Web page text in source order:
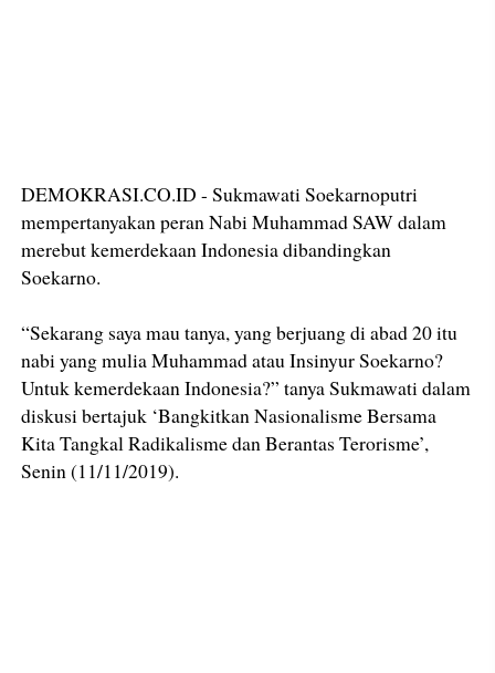
DEMOKRASI.CO.ID - Sukmawati Soekarnoputri
mempertanyakan peran Nabi Muhammad SAW dalam
merebut kemerdekaan Indonesia dibandingkan
Soekarno.
“Sekarang saya mau tanya, yang berjuang di abad 20 itu
nabi yang mulia Muhammad atau Insinyur Soekarno?
Untuk kemerdekaan Indonesia?” tanya Sukmawati dalam
diskusi bertajuk ‘Bangkitkan Nasionalisme Bersama
Kita Tangkal Radikalisme dan Berantas Terorisme’,
Senin (11/11/2019).